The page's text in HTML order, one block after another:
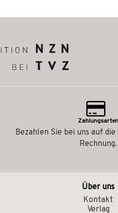
Zahlungsarten
Bezahlen Sie bei uns auf
Rechnung.
Über uns
Kontakt
Verlag